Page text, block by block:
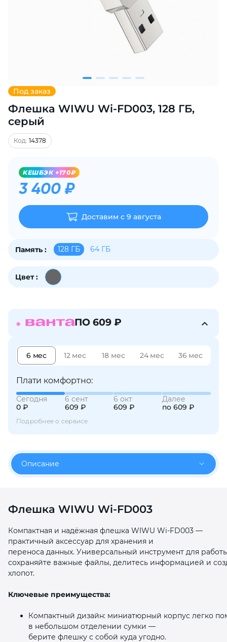
Под заказ
Флешка WIWU Wi-FD003, 128 ГБ,
серый
Код: 14378
KЕШБЭК +170₽
3 400 ₽
Доставим с 9 августа
Память : 128 ГБ 64 ГБ
Цвет :
ПО 609 ₽
6 мес 12 мес 18 мес 24 мес 36 мес
Плати комфортно:
Сегодня
0 ₽
6 сент
609 ₽
6 окт
609 ₽
Далее
по 609 ₽
Подробнее о сервисе
Описание
Флешка WIWU Wi‑FD003
Компактная и надёжная флешка WIWU Wi‑FD003 —
практичный аксессуар для хранения и
переноса данных. Универсальный инструмент для
сохраняйте важные файлы, делитесь информацией и
хлопот.
Ключевые преимущества:
Компактный дизайн: миниатюрный корпус легко
в небольшом отделении сумки —
берите флешку с собой куда угодно.
Добавляйте товары
% картой любого банка
Получайте товар
выбранный способом
списываться
по25%каждые 2 недели
Подробнее
недели
раз в 2 недели
plait.ru